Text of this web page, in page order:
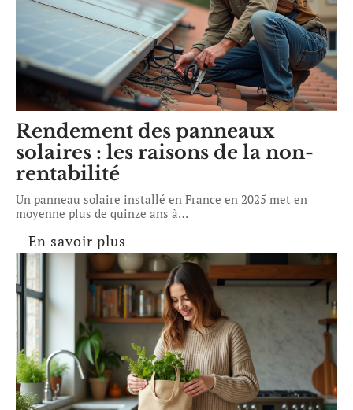
Rendement des panneaux
solaires : les raisons de la non-
rentabilité
Un panneau solaire installé en France en 2025 met en
moyenne plus de quinze ans à…
En savoir plus